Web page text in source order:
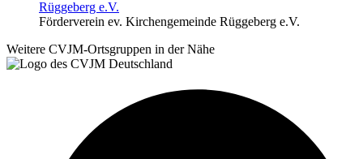
Förderverein ev. Kirchengemeinde Rüggeberg e.V.
Weitere CVJM-Ortsgruppen in der Nähe